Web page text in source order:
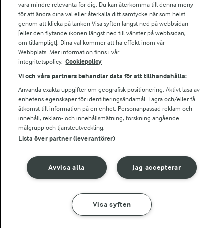
Bildbank
Följ oss
© 2026 Arla Foods
Integritetspolicy
vara mindre relevanta för dig. Du kan återkomma till denna meny
för att ändra dina val eller återkalla ditt samtycke när som helst
genom att klicka på länken Visa syften längst ned på webbsidan
[eller den flytande ikonen längst ned till vänster på webbsidan,
om tillämpligt]. Dina val kommer att ha effekt inom vår
Webbplats. Mer information finns i vår
integritetspolicy. Cookiepolicy
Vi och våra partners behandlar data för att tillhandahålla:
Använda exakta uppgifter om geografisk positionering. Aktivt läsa av
enhetens egenskaper för identifieringsändamål. Lagra och/eller få
åtkomst till information på en enhet. Personanpassad reklam och
innehåll, reklam- och innehållsmätning, forskning angående
målgrupp och tjänsteutveckling.
Lista över partner (leverantörer)
Jag accepterar
Avvisa alla
Visa syften